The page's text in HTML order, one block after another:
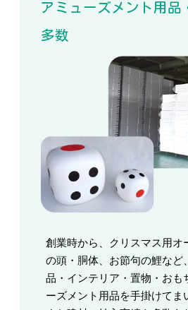
アミューズメント用品
多数
創業時から、クリスマス用オ
の頭・胴体、お節句の鯉など
品・インテリア・置物・おも
ーズメント用品を手掛けてま